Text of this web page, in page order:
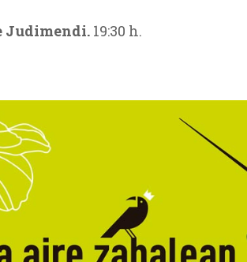
Judimendi. 19:30 h.